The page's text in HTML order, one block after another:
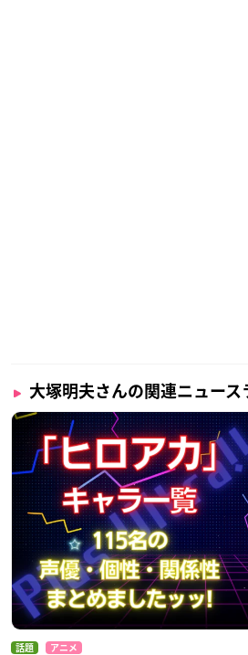
大塚明夫さんの関連ニュース
話題 アニメ